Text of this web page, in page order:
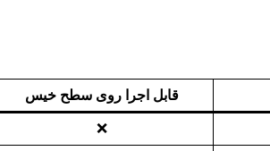
قابل اجرا روی سطح خیس
❌